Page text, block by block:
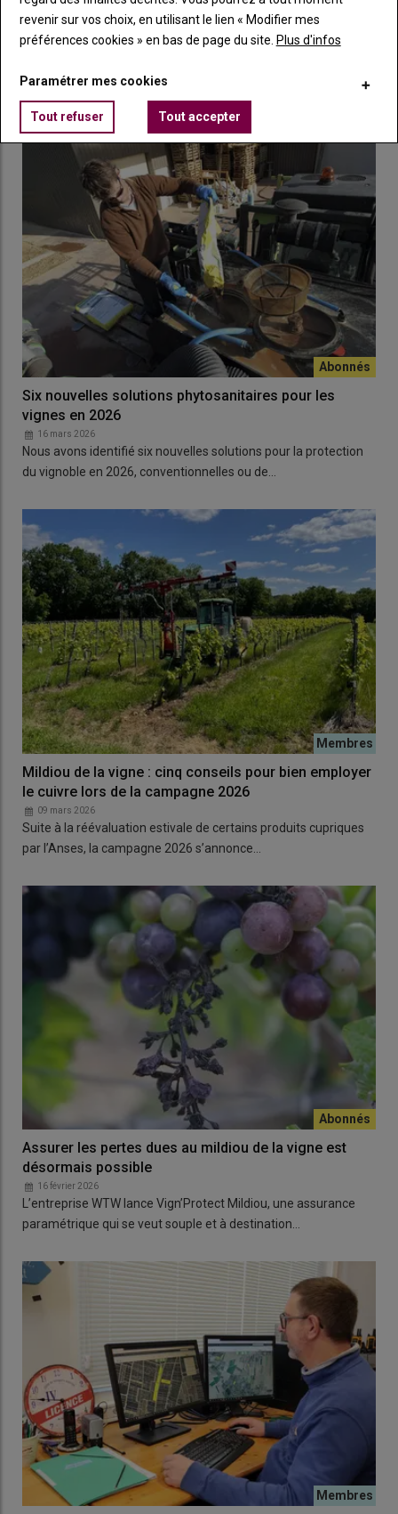
diminuer les doses de cuivre pour lutter contre le
mildiou de la vigne »
Julien Chadutaud, responsable vignoble aux domaines Jean
Six nouvelles solutions phytosanitaires pour les
vignes en 2026
16 mars 2026
Nous avons identifié six nouvelles solutions pour la protection
du vignoble en 2026, conventionnelles ou de…
Mildiou de la vigne : cinq conseils pour bien employer
le cuivre lors de la campagne 2026
09 mars 2026
Suite à la réévaluation estivale de certains produits cupriques
par l’Anses, la campagne 2026 s’annonce…
Assurer les pertes dues au mildiou de la vigne est
désormais possible
16 février 2026
L’entreprise WTW lance Vign’Protect Mildiou, une assurance
paramétrique qui se veut souple et à destination…
revenir sur vos choix, en utilisant le lien « Modifier mes
préférences cookies » en bas de page du site. Plus d'infos
Paramétrer mes cookies
Tout refuser Tout accepter